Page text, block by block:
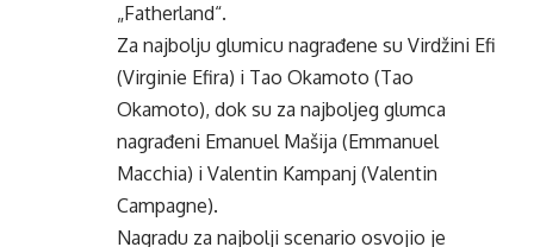
„Fatherland“.
Za najbolju glumicu nagrađene su Virdžini Efi
(Virginie Efira) i Tao Okamoto (Tao
Okamoto), dok su za najboljeg glumca
nagrađeni Emanuel Mašija (Emmanuel
Macchia) i Valentin Kampanj (Valentin
Campagne).
Nagradu za najbolji scenario osvojio je